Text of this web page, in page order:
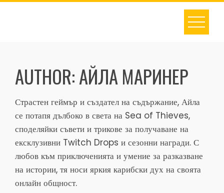
Skip
AUTHOR:АЙЛА МАРИНЕР
Страстен геймър и създател на съдържание, Айла
се потапя дълбоко в света на Sea of Thieves,
споделяйки съвети и трикове за получаване на
ексклузивни Twitch Drops и сезонни награди. С
любов към приключенията и умение за разказване
на истории, тя носи яркия карибски дух на своята
онлайн общност.